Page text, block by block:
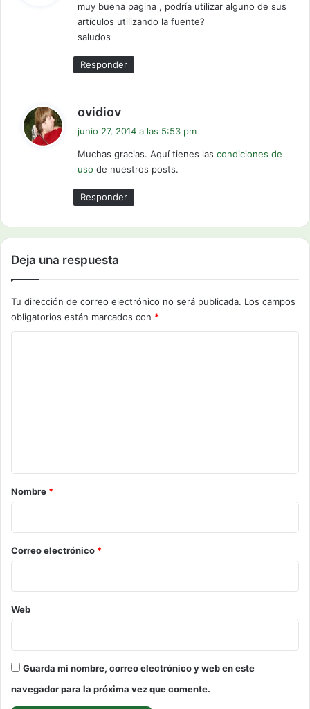
e
:
muy buena pagina , podría utilizar alguno de sus
artículos utilizando la fuente?
saludos
Responder
ovidiov
i
e
:
junio 27, 2014 a las 5:53 pm
Muchas gracias. Aquí tienes las condiciones de
uso de nuestros posts.
Responder
Deja una respuesta
Tu dirección de correo electrónico no será publicada. Los campos
obligatorios están marcados con *
r
o
*
Nombre *
Correo electrónico *
Web
Guarda mi nombre, correo electrónico y web en este
navegador para la próxima vez que comente.